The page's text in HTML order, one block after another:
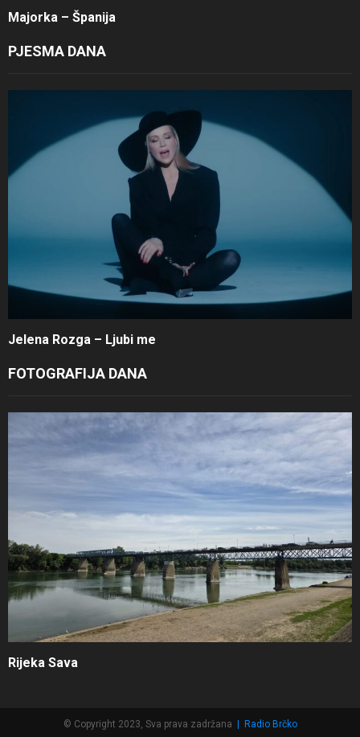
Majorka – Španija
PJESMA DANA
Jelena Rozga – Ljubi me
FOTOGRAFIJA DANA
Rijeka Sava
© Copyright 2023, Sva prava zadržana | Radio Brčko